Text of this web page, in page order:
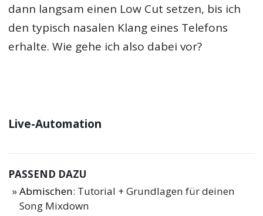
dann langsam einen Low Cut setzen, bis ich
den typisch nasalen Klang eines Telefons
erhalte. Wie gehe ich also dabei vor?
Live-Automation
PASSEND DAZU
Abmischen: Tutorial + Grundlagen für deinen
Song Mixdown